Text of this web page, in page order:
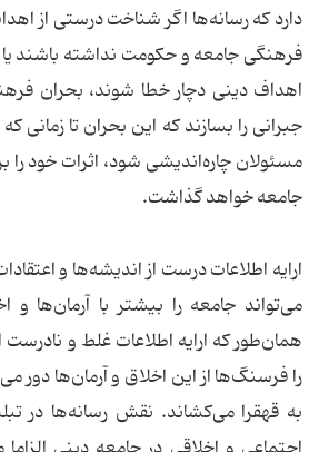
دارد که رسانه‌ها اگر شناخت درستی از
فرهنگی جامعه و حکومت نداشته باشند
اهداف دینی دچار خطا شوند، بحران
جبرانی را بسازند که این بحران تا
مسئولان چاره‌اندیشی شود، اثرات خود را
جامعه خواهد گذاشت.
ارایه اطلاعات درست از اندیشه‌ها و
می‌تواند جامعه را بیشتر با آرمان‌ها و
همان‌طور که ارایه اطلاعات غلط و نادرست
را فرسنگ‌ها از این اخلاق و آرمان‌ها دور
به قهقرا می‌کشاند. نقش رسانه‌ها در